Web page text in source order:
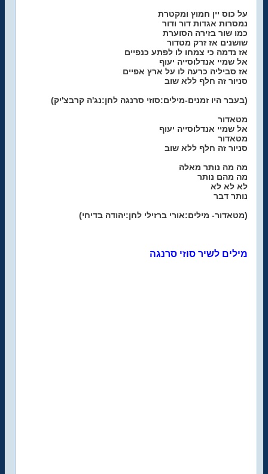
על כוס יין חמוץ ומקטרת
נמסרות אגדות דור ודור
כמו שור בזירה הסוערת
שושנים אז זרק מטדור
אז נדמה כי צמחו לו לפתע כנפיים
אל שמיי אנדלוסייה יעוף
אז סביליה כרעה לו על ארץ אפיים
סניור זה חלף ללא שוב
(בעבר היו זמנים-מילים:סוזי סרנגה לחן:נג'ה קרבצ'יק)
מטאדור
אל שמיי אנדלוסייה יעוף
מטאדור
סניור זה חלף ללא שוב
מה מה נותר מאלה
מה מהם נותר
לא לא לא
נותר דבר
(מטאדור- מילים:אורי ברזילי לחן:יהודה בדיחי)
מילים לשיר סוזי סרנגה